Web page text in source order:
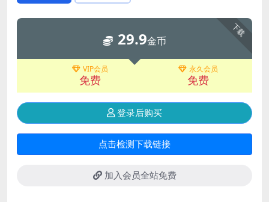
下载
29.9金币
VIP会员
免费
永久会员
免费
登录后购买
点击检测下载链接
加入会员全站免费